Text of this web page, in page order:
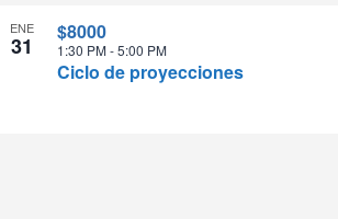
ENE
31
Ciclo de proyecciones
1:30 PM-5:00 PM
$8000